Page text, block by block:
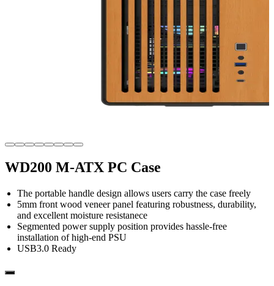
WD200 M-ATX PC Case
The portable handle design allows users carry the case freely
5mm front wood veneer panel featuring robustness, durability,
and excellent moisture resistanece
Segmented power supply position provides hassle-free
installation of high-end PSU
USB3.0 Ready